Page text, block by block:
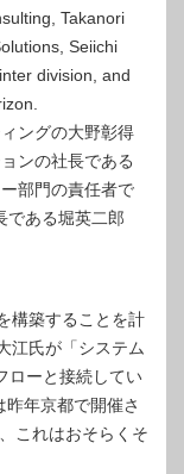
Takanori
Seiichi
division, and
ングの大野彰得
ンの社長である
部門の責任者で
である堀英二郎
構築することを計
江氏が「システム
ローと接続してい
年京都で開催さ
これはおそらくそ